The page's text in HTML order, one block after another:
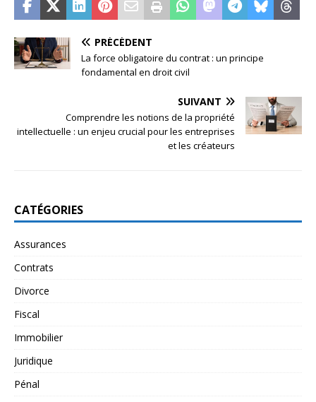
PRÉCÉDENT
La force obligatoire du contrat : un principe
fondamental en droit civil
SUIVANT
Comprendre les notions de la propriété
intellectuelle : un enjeu crucial pour les entreprises
et les créateurs
CATÉGORIES
Assurances
Contrats
Divorce
Fiscal
Immobilier
Juridique
Pénal